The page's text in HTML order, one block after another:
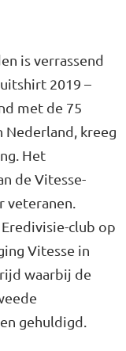
is verrassend
2019 –
met de 75
Nederland, kreeg
Het
de Vitesse-
club op
Vitesse in
waarbij de
gehuldigd.